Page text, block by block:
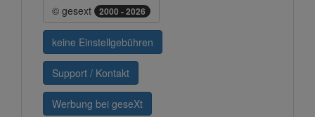
© gesext
2000 - 2026
keine Einstellgebühren
Support / Kontakt
Werbung bei geseXt